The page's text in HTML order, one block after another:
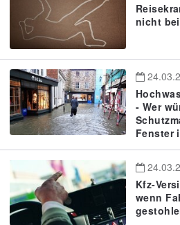
nicht
- Wer
Fenster
Kfz-
wenn